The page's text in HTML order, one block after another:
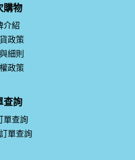
購物
介紹
政策
細則
政策
查詢
單查詢
單查詢